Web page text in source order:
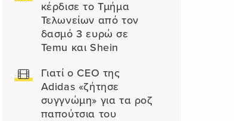
κέρδισε το Τμήμα
Τελωνείων από τον
δασμό 3 ευρώ σε
Temu και Shein
Γιατί ο CEO της
Adidas «ζήτησε
συγγνώμη» για τα ροζ
παπούτσια του